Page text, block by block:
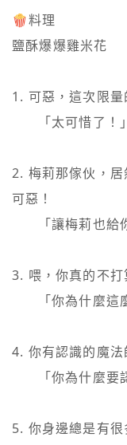
🍿料理
鹽酥爆爆雞米花
1. 可惡，這次限量
2. 梅莉那傢伙，居
可惡！
3. 喂，你真的不打
4. 你有認識的魔
5. 你身邊總是有